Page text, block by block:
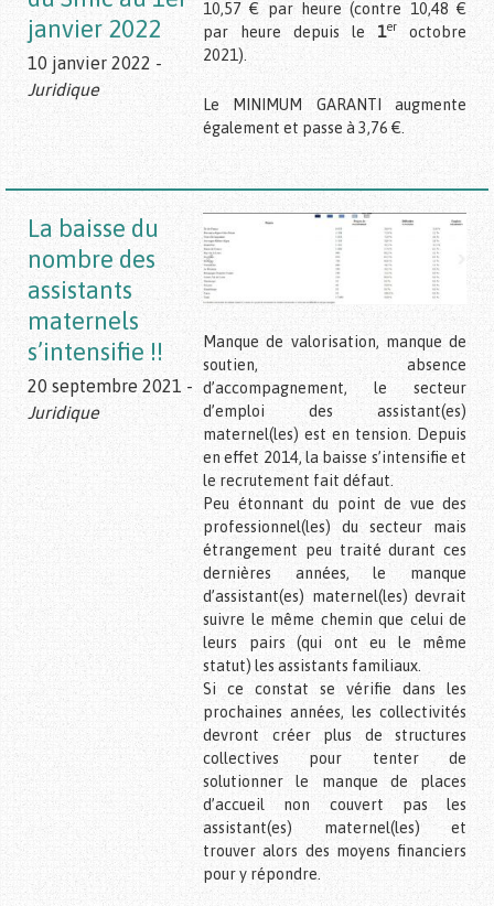
janvier 2022
10 janvier 2022 -
Juridique
10,57 € par heure (contre 10,48 €
par heure depuis le 1er
octobre
2021).
Le MINIMUM GARANTI augmente
également et passe à 3,76 €.
La baisse du
nombre des
assistants
maternels
s’intensifie !!
20 septembre 2021 -
Juridique
Manque de valorisation, manque de
soutien, absence
d’accompagnement, le secteur
d’emploi des assistant(es)
maternel(les) est en tension. Depuis
en effet 2014, la baisse s’intensifie et
le recrutement fait défaut.
Peu étonnant du point de vue des
professionnel(les) du secteur mais
étrangement peu traité durant ces
dernières années, le manque
d’assistant(es) maternel(les) devrait
suivre le même chemin que celui de
leurs pairs (qui ont eu le même
statut) les assistants familiaux.
Si ce constat se vérifie dans les
prochaines années, les collectivités
devront créer plus de structures
collectives pour tenter de
solutionner le manque de places
d’accueil non couvert pas les
assistant(es) maternel(les) et
trouver alors des moyens financiers
pour y répondre.